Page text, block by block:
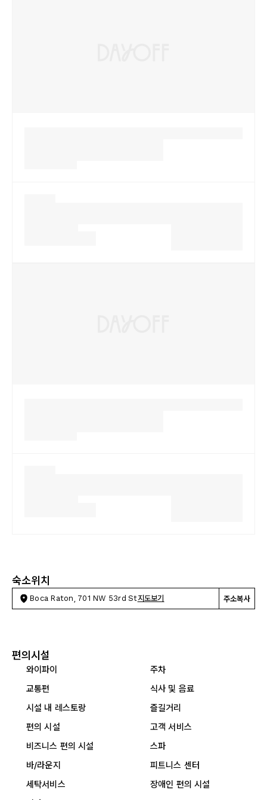
숙소위치
Boca Raton, 701 NW 53rd St지도보기 주소복사
편의시설
와이파이
주차
교통편
식사 및 음료
시설 내 레스토랑
즐길거리
편의 시설
고객 서비스
비즈니스 편의 시설
스파
바/라운지
피트니스 센터
세탁서비스
장애인 편의 시설